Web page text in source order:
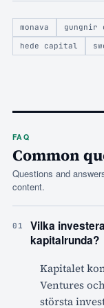
monava gungnir
hede capital
FAQ
Common
Questions and
content.
01
Vilka
kapitalrunda?
Kapitalet
Ventures
största